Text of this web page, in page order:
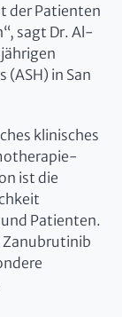
der Patienten
sagt Dr. Al-
in San
klinisches
ist die
Patienten.
Zanubrutinib